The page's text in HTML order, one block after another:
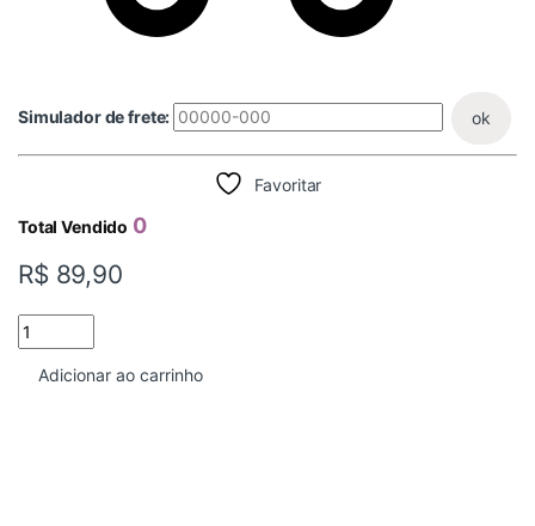
Simulador de frete: ok
Favoritar
Total Vendido 0
R$ 89,90
ALICATE UNIVERSAL 200MM BELZER quantidade
Adicionar ao carrinho